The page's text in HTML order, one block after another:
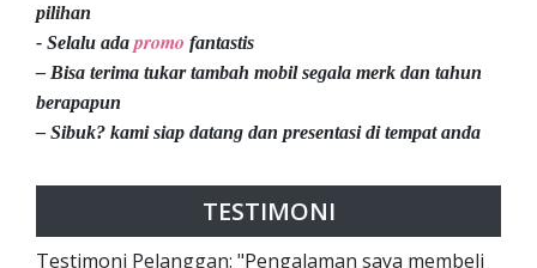
pilihan
- Selalu ada promo fantastis
– Bisa terima tukar tambah mobil segala merk dan tahun
berapapun
– Sibuk? kami siap datang dan presentasi di tempat anda
TESTIMONI
Testimoni Pelanggan: "Pengalaman saya membeli